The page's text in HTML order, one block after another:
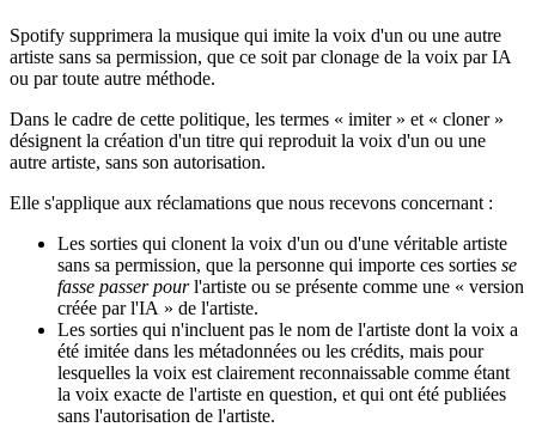
Spotify supprimera la musique qui imite la voix d'un ou une autre
artiste sans sa permission, que ce soit par clonage de la voix par IA
ou par toute autre méthode.
Dans le cadre de cette politique, les termes « imiter » et « cloner »
désignent la création d'un titre qui reproduit la voix d'un ou une
autre artiste, sans son autorisation.
Elle s'applique aux réclamations que nous recevons concernant :
Les sorties qui clonent la voix d'un ou d'une véritable artiste
sans sa permission, que la personne qui importe ces sorties se
fasse passer pourl'artiste ou se présente comme une « version
créée par l'IA » de l'artiste.
Les sorties qui n'incluent pas le nom de l'artiste dont la voix a
été imitée dans les métadonnées ou les crédits, mais pour
lesquelles la voix est clairement reconnaissable comme étant
la voix exacte de l'artiste en question, et qui ont été publiées
sans l'autorisation de l'artiste.